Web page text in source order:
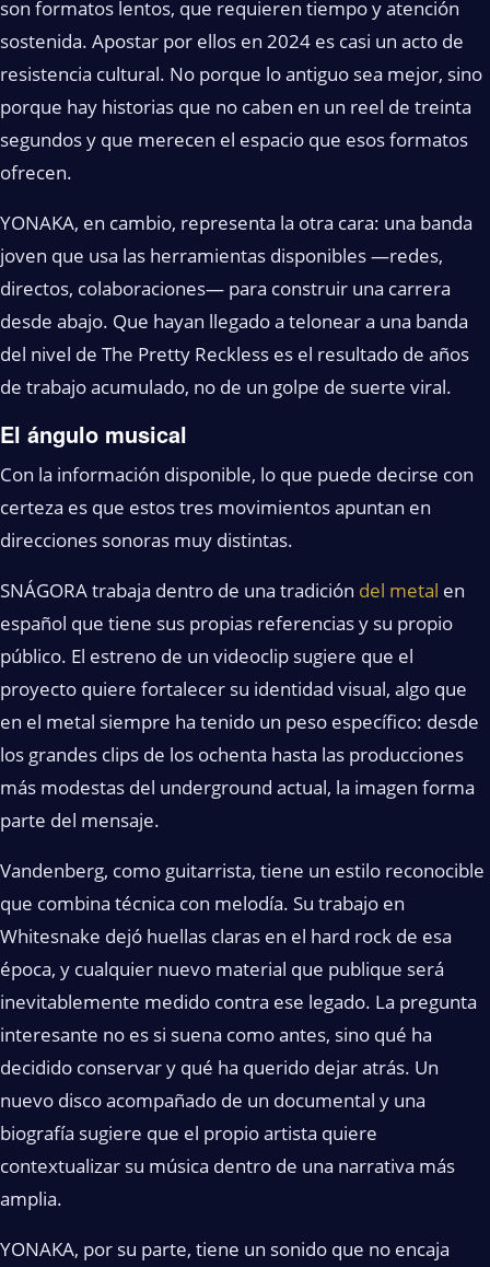
son formatos lentos, que requieren tiempo y atención
sostenida. Apostar por ellos en 2024 es casi un acto de
resistencia cultural. No porque lo antiguo sea mejor, sino
porque hay historias que no caben en un reel de treinta
segundos y que merecen el espacio que esos formatos
ofrecen.
YONAKA, en cambio, representa la otra cara: una banda
joven que usa las herramientas disponibles —redes,
directos, colaboraciones— para construir una carrera
desde abajo. Que hayan llegado a telonear a una banda
del nivel de The Pretty Reckless es el resultado de años
de trabajo acumulado, no de un golpe de suerte viral.
El ángulo musical
Con la información disponible, lo que puede decirse con
certeza es que estos tres movimientos apuntan en
direcciones sonoras muy distintas.
SNÁGORA trabaja dentro de una tradición del metal en
español que tiene sus propias referencias y su propio
público. El estreno de un videoclip sugiere que el
proyecto quiere fortalecer su identidad visual, algo que
en el metal siempre ha tenido un peso específico: desde
los grandes clips de los ochenta hasta las producciones
más modestas del underground actual, la imagen forma
parte del mensaje.
Vandenberg, como guitarrista, tiene un estilo reconocible
que combina técnica con melodía. Su trabajo en
Whitesnake dejó huellas claras en el hard rock de esa
época, y cualquier nuevo material que publique será
inevitablemente medido contra ese legado. La pregunta
interesante no es si suena como antes, sino qué ha
decidido conservar y qué ha querido dejar atrás. Un
nuevo disco acompañado de un documental y una
biografía sugiere que el propio artista quiere
contextualizar su música dentro de una narrativa más
amplia.
YONAKA, por su parte, tiene un sonido que no encaja